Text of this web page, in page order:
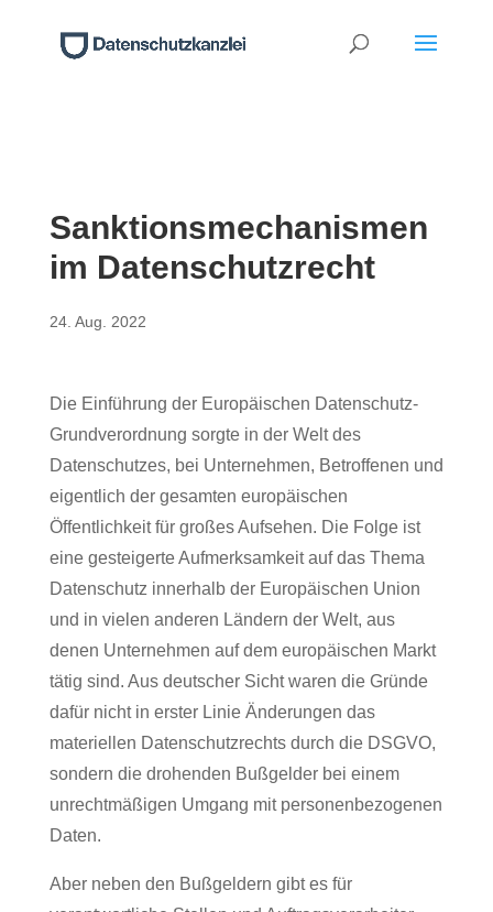
Sanktionsmechanismen
im Datenschutzrecht
24. Aug. 2022
Die Einführung der Europäischen Datenschutz-
Grundverordnung sorgte in der Welt des
Datenschutzes, bei Unternehmen, Betroffenen und
eigentlich der gesamten europäischen
Öffentlichkeit für großes Aufsehen. Die Folge ist
eine gesteigerte Aufmerksamkeit auf das Thema
Datenschutz innerhalb der Europäischen Union
und in vielen anderen Ländern der Welt, aus
denen Unternehmen auf dem europäischen Markt
tätig sind. Aus deutscher Sicht waren die Gründe
dafür nicht in erster Linie Änderungen das
materiellen Datenschutzrechts durch die DSGVO,
sondern die drohenden Bußgelder bei einem
unrechtmäßigen Umgang mit personenbezogenen
Daten.
Aber neben den Bußgeldern gibt es für